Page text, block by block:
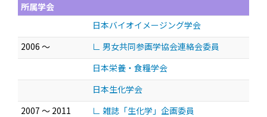
所属学会
日本バイオイメージング学会
2006 ～
∟ 男女共同参画学協会連絡会委員
日本栄養・食糧学会
日本生化学会
2007 ～ 2011
∟ 雑誌「生化学」企画委員